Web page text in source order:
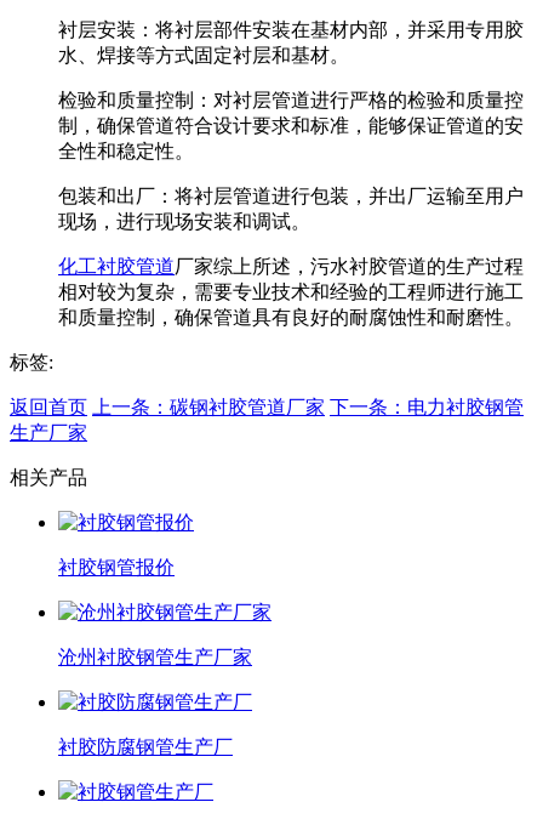
衬层安装：将衬层部件安装在基材内部，并采用专用胶
水、焊接等方式固定衬层和基材。
检验和质量控制：对衬层管道进行严格的检验和质量控
制，确保管道符合设计要求和标准，能够保证管道的安
全性和稳定性。
包装和出厂：将衬层管道进行包装，并出厂运输至用户
现场，进行现场安装和调试。
化工衬胶管道厂家综上所述，污水衬胶管道的生产过程
相对较为复杂，需要专业技术和经验的工程师进行施工
和质量控制，确保管道具有良好的耐腐蚀性和耐磨性。
标签:
返回首页 上一条：碳钢衬胶管道厂家 下一条：电力衬胶钢管
生产厂家
相关产品
衬胶钢管报价
沧州衬胶钢管生产厂家
衬胶防腐钢管生产厂